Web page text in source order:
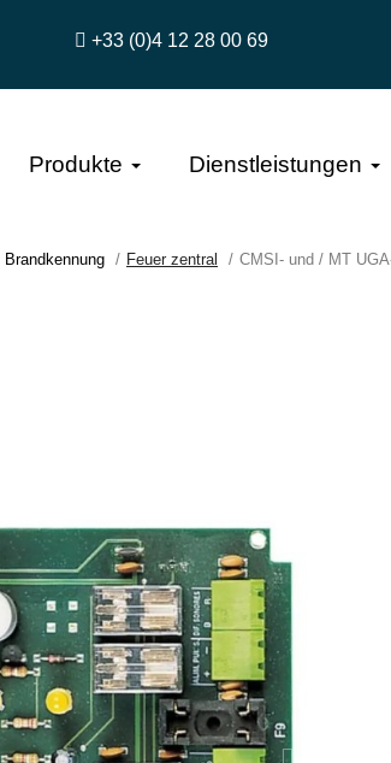
+33 (0)4 12 28 00 69
Produkte Dienstleistungen
Brandkennung Feuer zentral CMSI- und / MT